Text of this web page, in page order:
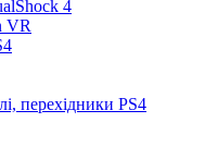
4
VR
перехідники PS4